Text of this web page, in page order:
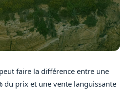
faire la différence entre une
du prix et une vente languissante